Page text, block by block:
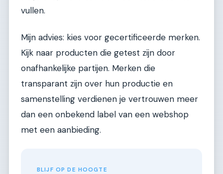
vullen.
Mijn advies: kies voor gecertificeerde merken.
Kijk naar producten die getest zijn door
onafhankelijke partijen. Merken die
transparant zijn over hun productie en
samenstelling verdienen je vertrouwen meer
dan een onbekend label van een webshop
met een aanbieding.
BLIJF OP DE HOOGTE